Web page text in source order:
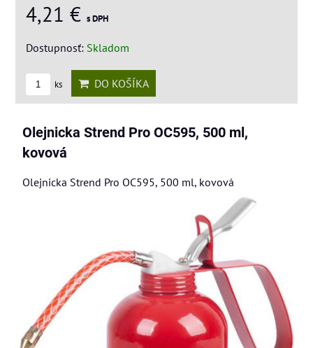
4,21 € s DPH
Dostupnosť: Skladom
ks DO KOŠÍKA
Olejnicka Strend Pro OC595, 500 ml,
kovová
Olejnicka Strend Pro OC595, 500 ml, kovová